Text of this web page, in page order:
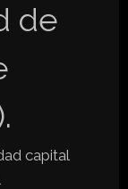
de
capital